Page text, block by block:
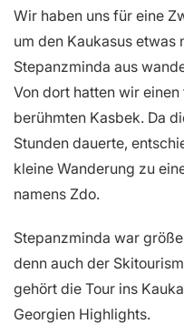
Wir haben uns für eine
um den Kaukasus etwas
Stepanzminda aus
Von dort hatten wir
berühmten Kasbek. Da
Stunden dauerte,
kleine Wanderung zu
namens Zdo.
Stepanzminda war
denn auch der
gehört die Tour ins
Georgien Highlights.